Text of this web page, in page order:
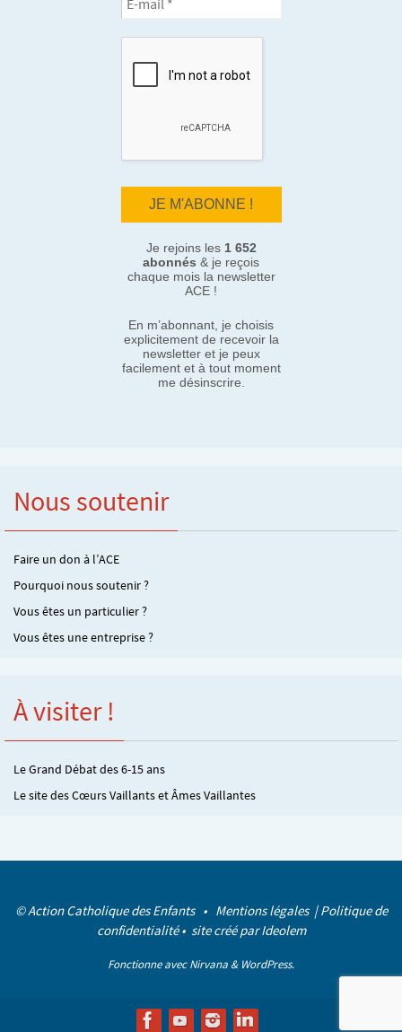
Je rejoins les 1 652
abonnés & je reçois
chaque mois la newsletter
ACE !
En m’abonnant, je choisis
explicitement de recevoir la
newsletter et je peux
facilement et à tout moment
me désinscrire.
Nous soutenir
Faire un don à l’ACE
Pourquoi nous soutenir ?
Vous êtes un particulier ?
Vous êtes une entreprise ?
À visiter !
Le Grand Débat des 6-15 ans
Le site des Cœurs Vaillants et Âmes Vaillantes
© Action Catholique des Enfants • Mentions légales |Politique de
confidentialité• site créé parIdeolem
Fonctionne avecNirvana & WordPress.